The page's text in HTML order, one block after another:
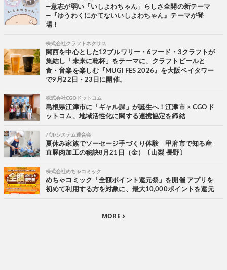
―意志が弱い「いしよわちゃん」らしさ全開の新テーマ
―『ゆうわくにかてないいしよわちゃん』テーマが登
場！
株式会社クラフトネクサス
関西を中心とした12ブルワリー・6フード・3クラフトが
集結し「未来に乾杯」をテーマに、クラフトビールと
食・音楽を楽しむ『MUGI FES 2026』を大阪ベイタワー
で9月22日・23日に開催。
株式会社CGOドットコム
島根県江津市に「ギャル課」が誕生へ！江津市 × CGOド
ットコム、地域活性化に関する連携協定を締結
パルシステム連合会
夏休み家族でソーセージ手づくり体験 甲府市で知る産
直豚肉加工の秘訣8月21日（金）〔山梨 長野〕
株式会社めちゃコミック
めちゃコミック「全額ポイント還元祭」を開催 アプリを
初めて利用する方を対象に、最大10,000ポイントを還元
MORE